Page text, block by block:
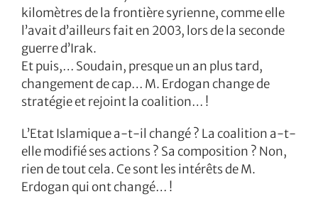
kilomètres de la frontière syrienne, comme elle
l’avait d’ailleurs fait en 2003, lors de la seconde
guerre d’Irak.
Et puis,… Soudain, presque un an plus tard,
changement de cap… M. Erdogan change de
stratégie et rejoint la coalition… !
L’Etat Islamique a-t-il changé ? La coalition a-t-
elle modifié ses actions ? Sa composition ? Non,
rien de tout cela. Ce sont les intérêts de M.
Erdogan qui ont changé… !